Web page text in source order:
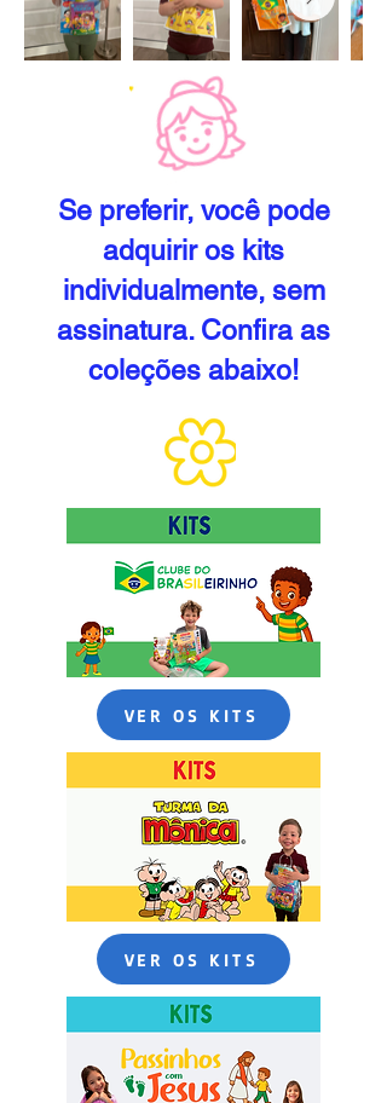
Se preferir, você pode
adquirir os kits
individualmente, sem
assinatura. Confira as
coleções abaixo!
VER OS KITS
VER OS KITS